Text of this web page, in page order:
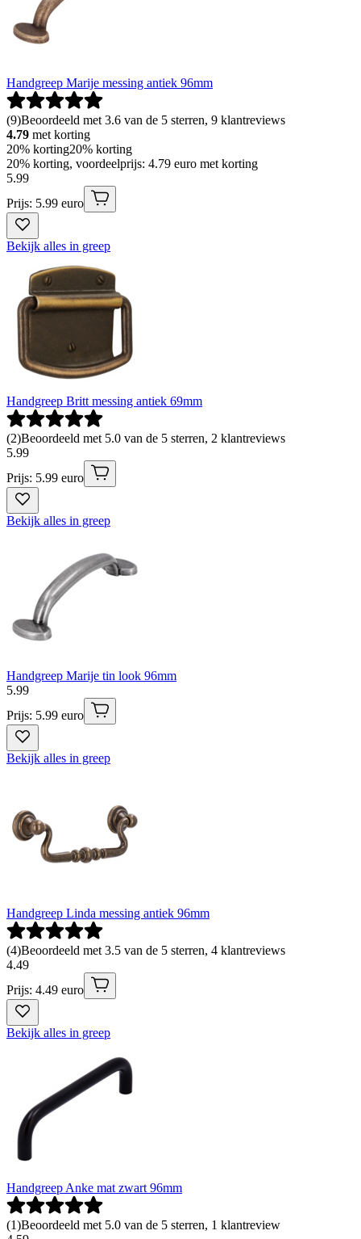
Handgreep Marije messing antiek 96mm
(9)Beoordeeld met 3.6 van de 5 sterren, 9 klantreviews
4.79 met korting
20% korting20% korting
20% korting, voordeelprijs: 4.79 euro met korting
5.99
Prijs: 5.99 euro
Bekijk alles in greep
Handgreep Britt messing antiek 69mm
(2)Beoordeeld met 5.0 van de 5 sterren, 2 klantreviews
5.99
Prijs: 5.99 euro
Bekijk alles in greep
Handgreep Marije tin look 96mm
5.99
Prijs: 5.99 euro
Bekijk alles in greep
Handgreep Linda messing antiek 96mm
(4)Beoordeeld met 3.5 van de 5 sterren, 4 klantreviews
4.49
Prijs: 4.49 euro
Bekijk alles in greep
Handgreep Anke mat zwart 96mm
(1)Beoordeeld met 5.0 van de 5 sterren, 1 klantreview